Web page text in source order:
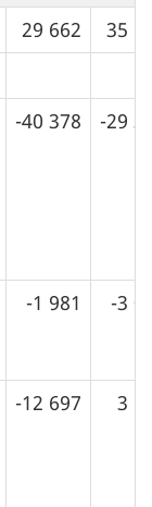
29 662
35
-40 378 -29
-1 981 -3
-12 697 3